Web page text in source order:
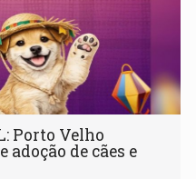
Porto Velho
adoção de cães e